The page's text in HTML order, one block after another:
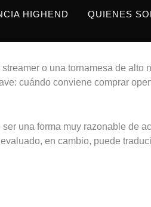
HIGHEND QUIENES
o una tornamesa de alto
cuándo conviene comprar
una forma muy razonable de
en cambio, puede